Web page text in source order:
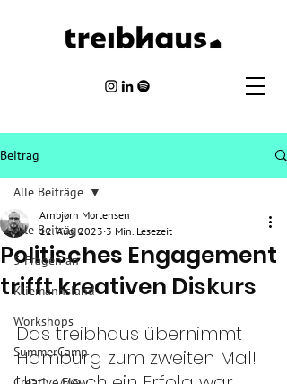
Beitrag
Alle Beiträge
5 Fragen an
Kliemannsland
Workshops
SummerCamp
Alle Beiträge
Politisches Engagement
trifft kreativen Diskurs
Arnbjørn Mortensen
12. Aug. 2023 3 Min. Lesezeit
Das treibhaus übernimmt
Hamburg zum zweiten Mal!